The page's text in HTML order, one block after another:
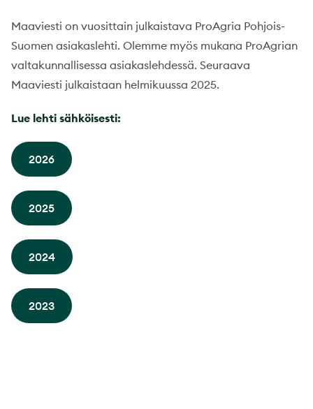
Maaviesti on vuosittain julkaistava ProAgria Pohjois-
Suomen asiakaslehti. Olemme myös mukana ProAgrian
valtakunnallisessa asiakaslehdessä. Seuraava
Maaviesti julkaistaan helmikuussa 2025.
Lue lehti sähköisesti:
2026
2025
2024
2023